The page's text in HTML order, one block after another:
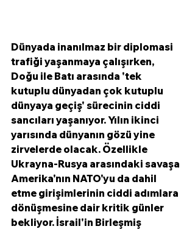
Dünyada inanılmaz bir diplomasi
trafiği yaşanmaya çalışırken,
Doğu ile Batı arasında 'tek
kutuplu dünyadan çok kutuplu
dünyaya geçiş' sürecinin ciddi
sancıları yaşanıyor. Yılın ikinci
yarısında dünyanın gözü yine
zirvelerde olacak. Özellikle
Ukrayna-Rusya arasındaki savaşa
Amerika'nın NATO'yu da dahil
etme girişimlerinin ciddi adımlara
dönüşmesine dair kritik günler
bekliyor. İsrail'in Birleşmiş